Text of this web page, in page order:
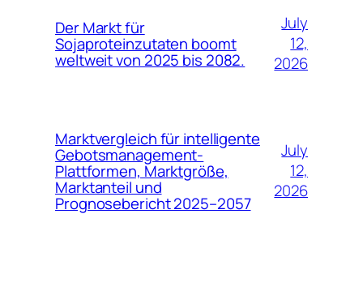
Der Markt für
Sojaproteinzutaten boomt
weltweit von 2025 bis 2082.
July
12,
2026
Marktvergleich für intelligente
Gebotsmanagement-
Plattformen, Marktgröße,
Marktanteil und
Prognosebericht 2025–2057
July
12,
2026